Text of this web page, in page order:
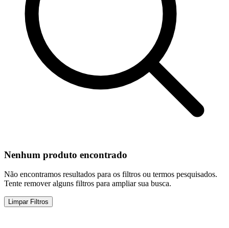
Nenhum produto encontrado
Não encontramos resultados para os filtros ou termos pesquisados.
Tente remover alguns filtros para ampliar sua busca.
Limpar Filtros